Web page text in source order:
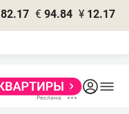
82.17 € 94.84 ¥ 12.17